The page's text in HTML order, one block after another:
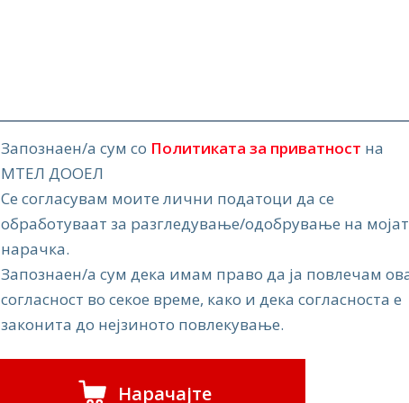
Запознаен/а сум со Политиката за приватност на
МТЕЛ ДООЕЛ
Се согласувам моите лични податоци да се
обработуваат за разгледување/одобрување на
нарачка.
Запознаен/а сум дека имам право да ја повлечам
согласност во секое време, како и дека согласноста е
законита до нејзиното повлекување.
Нарачајте